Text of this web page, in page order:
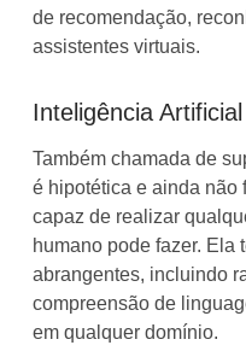
de recomendação,
assistentes virtuais.
Inteligência
Também chamada de
é hipotética e ainda não
capaz de realizar
humano pode fazer.
abrangentes, incluindo
compreensão de
em qualquer domínio.